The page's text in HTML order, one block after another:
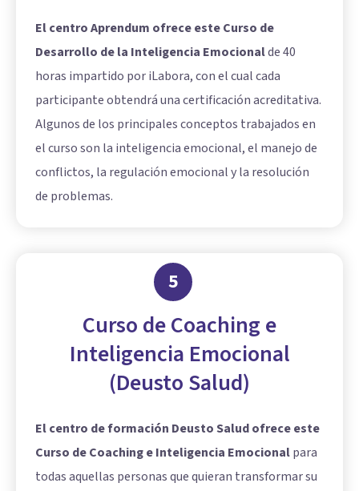
El centro Aprendum ofrece este Curso de
Desarrollo de la Inteligencia Emocionalde 40
horas impartido por iLabora, con el cual cada
participante obtendrá una certificación acreditativa.
Algunos de los principales conceptos trabajados en
el curso son la inteligencia emocional, el manejo de
conflictos, la regulación emocional y la resolución
de problemas.
5
Curso de Coaching e
Inteligencia Emocional
(Deusto Salud)
El centro de formación Deusto Salud ofrece este
Curso de Coaching e Inteligencia Emocionalpara
todas aquellas personas que quieran transformar su